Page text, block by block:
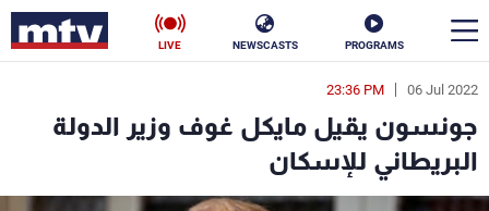
PROGRAMS
NEWSCASTS
LIVE
06 Jul 2022
23:36 PM
جونسون يقيل مايكل غوف وزير الدولة
البريطاني للإسكان
en
الأخبار
سياسة ناس